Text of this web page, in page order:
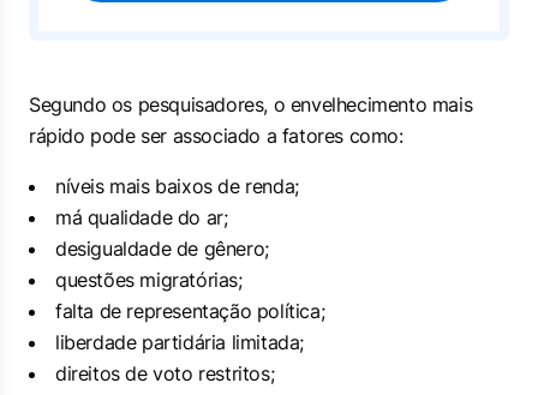
Segundo os pesquisadores, o envelhecimento mais
rápido pode ser associado a fatores como:
níveis mais baixos de renda;
má qualidade do ar;
desigualdade de gênero;
questões migratórias;
falta de representação política;
liberdade partidária limitada;
direitos de voto restritos;